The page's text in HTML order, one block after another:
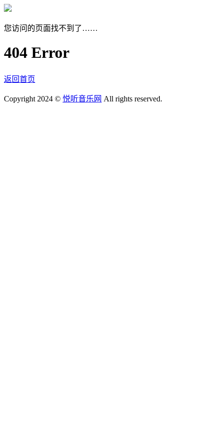
您访问的页面找不到了……
404 Error
返回首页
Copyright 2024 © 悦听音乐网 All rights reserved.